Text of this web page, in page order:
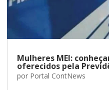
Mulheres MEI:
oferecidos pela
por Portal ContNews